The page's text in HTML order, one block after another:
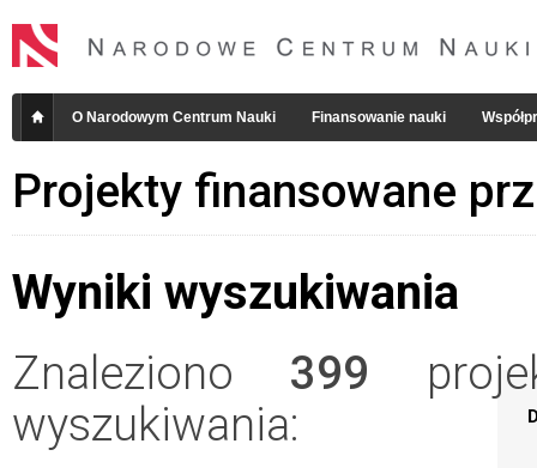
O Narodowym Centrum Nauki Finansowanie nauki
Projekty finansowane
Wyniki wyszukiwania
Znaleziono 399
wyszukiwania: